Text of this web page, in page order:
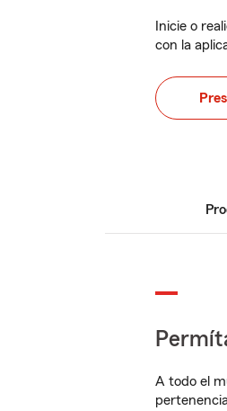
Inicie o
con la
A todo el